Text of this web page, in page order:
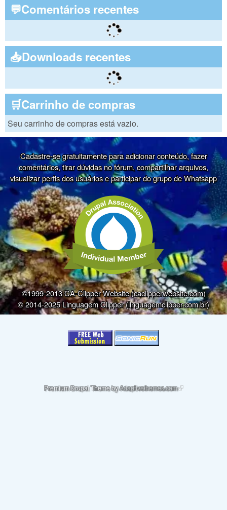
💬Comentários recentes
📥Downloads recentes
🛒Carrinho de compras
Seu carrinho de compras está vazio.
Cadastre-se gratuitamente para adicionar conteúdo, fazer
comentários, tirar dúvidas no fórum, compartilhar arquivos,
visualizar perfis dos usuários e participar do grupo de Whatsapp
©1999-2013 CA-Clipper Website (caclipperwebsite.com)
© 2014-2025 Linguagem Clipper (linguagemclipper.com.br)
Premium Drupal Theme byAdaptivethemes.com(link is external)